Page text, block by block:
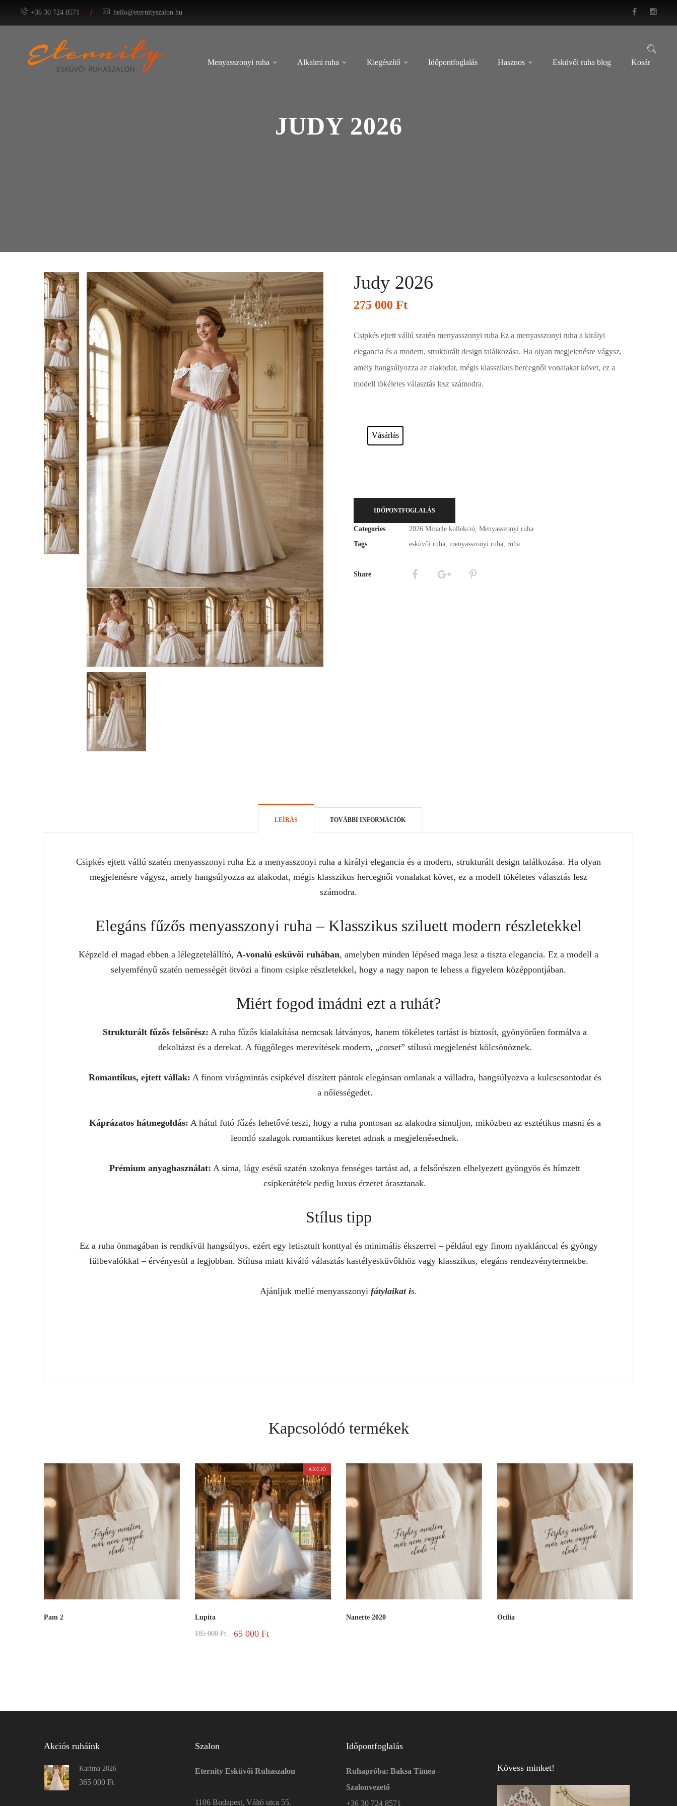
+36 30 724 8571 / hello@eternityszalon.hu
Menyasszonyi ruha Alkalmi ruha Kiegészítő Időpontfoglalás Hasznos Esküvői ruha blog Kosár
JUDY 2026
Judy 2026
275 000 Ft
Csipkés ejtett vállú szatén menyasszonyi ruha Ez a menyasszonyi ruha a királyi
elegancia és a modern, strukturált design találkozása. Ha olyan megjelenésre vágysz,
amely hangsúlyozza az alakodat, mégis klasszikus hercegnői vonalakat követ, ez a
modell tökéletes választás lesz számodra.
Vásárlás
IDŐPONTFOGLALÁS
Categories 2026 Miracle kollekció Menyasszonyi ruha
Tags
esküvői ruha menyasszonyi ruha ruha
Share
LEÍRÁS TOVÁBBI INFORMÁCIÓK
Csipkés ejtett vállú szatén menyasszonyi ruha Ez a menyasszonyi ruha a királyi elegancia és a modern, strukturált design találkozása. Ha olyan
megjelenésre vágysz, amely hangsúlyozza az alakodat, mégis klasszikus hercegnői vonalakat követ, ez a modell tökéletes választás lesz
számodra.
Elegáns fűzős menyasszonyi ruha – Klasszikus sziluett modern részletekkel
Képzeld el magad ebben a lélegzetelállító, A-vonalú esküvői ruhában, amelyben minden lépésed maga lesz a tiszta elegancia. Ez a modell a
selyemfényű szatén nemességét ötvözi a finom csipke részletekkel, hogy a nagy napon te lehess a figyelem középpontjában.
Miért fogod imádni ezt a ruhát?
Strukturált fűzős felsőrész: A ruha fűzős kialakítása nemcsak látványos, hanem tökéletes tartást is biztosít, gyönyörűen formálva a
dekoltázst és a derekat. A függőleges merevítések modern, „corset” stílusú megjelenést kölcsönöznek.
Romantikus, ejtett vállak: A finom virágmintás csipkével díszített pántok elegánsan omlanak a válladra, hangsúlyozva a kulcscsontodat és
a nőiességedet.
Káprázatos hátmegoldás: A hátul futó fűzés lehetővé teszi, hogy a ruha pontosan az alakodra simuljon, miközben az esztétikus masni és a
leomló szalagok romantikus keretet adnak a megjelenésednek.
Prémium anyaghasználat: A sima, lágy esésű szatén szoknya fenséges tartást ad, a felsőrészen elhelyezett gyöngyös és hímzett
csipkerátétek pedig luxus érzetet árasztanak.
Stílus tipp
Ez a ruha önmagában is rendkívül hangsúlyos, ezért egy letisztult konttyal és minimális ékszerrel – például egy finom nyaklánccal és gyöngy
fülbevalókkal – érvényesül a legjobban. Stílusa miatt kiváló választás kastélyesküvőkhöz vagy klasszikus, elegáns rendezvénytermekbe.
Ajánljuk mellé menyasszonyi fátylaikat is.
Kapcsolódó termékek
Pam 2
AKCIÓ
Lupita
185 000Ft 65 000 Ft
Nanette 2020 Otilia
Akciós ruháink
Karima 2026
365 000 Ft
Szalon
Eternity Esküvői Ruhaszalon
1106 Budapest, Váltó utca 55.
Időpontfoglalás
Ruhapróba: Baksa Tímea –
Szalonvezető
+36 30 724 8571
Kövess minket!